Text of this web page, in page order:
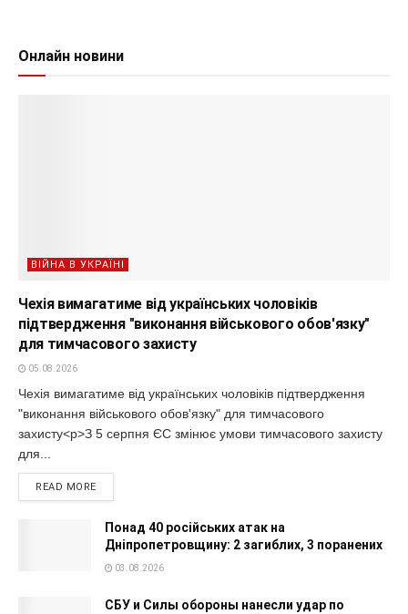
Онлайн новини
ВІЙНА В УКРАЇНІ
Чехія вимагатиме від українських чоловіків
підтвердження "виконання військового обов'язку"
для тимчасового захисту
05.08.2026
Чехія вимагатиме від українських чоловіків підтвердження
"виконання військового обов'язку" для тимчасового
захисту<p>З 5 серпня ЄС змінює умови тимчасового захисту
для...
READ MORE
Понад 40 російських атак на
Дніпропетровщину: 2 загиблих, 3 поранених
03.08.2026
СБУ и Силы обороны нанесли удар по